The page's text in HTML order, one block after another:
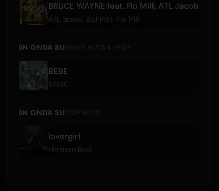
BRUCE WAYNE feat. Flo Milli, ATL Jacob
ATL Jacob BE:FIRST, Flo Milli
IN ONDA SUONLY HITS K-POP
BEBE
STAYC
IN ONDA SUTOP HITS
lovergirl
Madison Beer